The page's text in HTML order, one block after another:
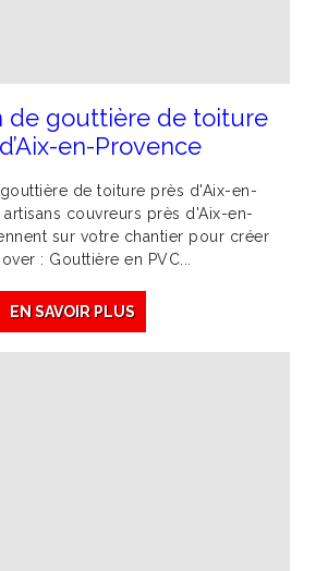
de gouttière de toiture
en-Provence
de toiture près d'Aix-en-
artisans couvreurs près d'Aix-en-
sur votre chantier pour créer
: Gouttière en PVC...
EN SAVOIR PLUS